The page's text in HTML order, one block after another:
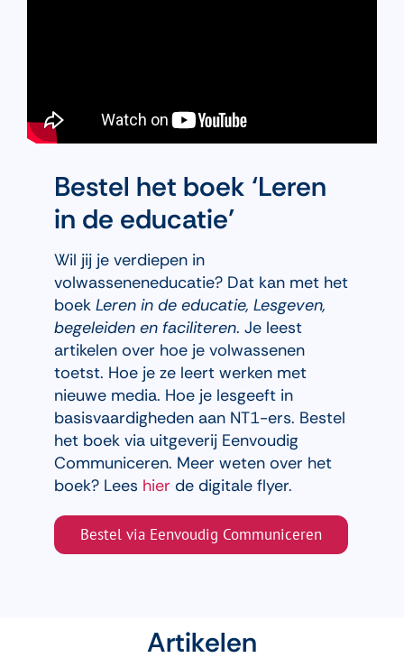
Bestel het boek ‘Leren
in de educatie’
Wil jij je verdiepen in
volwasseneneducatie? Dat kan met het
boek Leren in de educatie, Lesgeven,
begeleiden en faciliteren. Je leest
artikelen over hoe je volwassenen
toetst. Hoe je ze leert werken met
nieuwe media. Hoe je lesgeeft in
basisvaardigheden aan NT1-ers. Bestel
het boek via uitgeverij Eenvoudig
Communiceren. Meer weten over het
boek? Lees hier de digitale flyer.
Bestel via Eenvoudig Communiceren
Artikelen